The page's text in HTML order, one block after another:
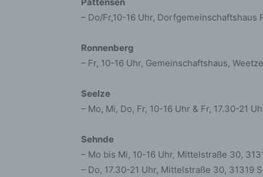
– Do/Fr,10-16 Uhr,
Ronnenberg
– Fr, 10-16 Uhr, Gemeinschaftshaus,
Seelze
– Mo, Mi, Do, Fr, 10-16 Uhr & Fr, 17.30-21
Sehnde
– Mo bis Mi, 10-16 Uhr, Mittelstraße 30,
– Do, 17.30-21 Uhr, Mittelstraße 30, 31319